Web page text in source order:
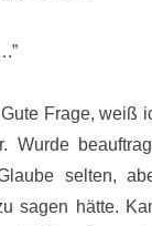
Frage, weiß
Wurde
selten,
sagen hätte.